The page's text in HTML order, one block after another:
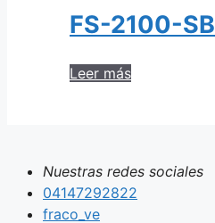
FS-2100-SB
Leer más
Nuestras redes sociales
04147292822
fraco_ve